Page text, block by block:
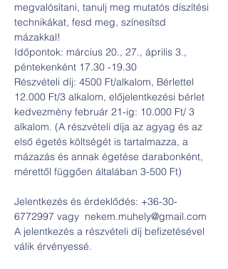
megvalósítani, tanulj meg mutatós díszítési
technikákat, fesd meg, színesítsd
mázakkal!
Időpontok: március 20., 27., április 3.,
péntekenként 17.30 -19.30
Részvételi díj: 4500 Ft/alkalom, Bérlettel
12.000 Ft/3 alkalom, előjelentkezési bérlet
kedvezmény február 21-ig: 10.000 Ft/ 3
alkalom. (A részvételi díja az agyag és az
első égetés költségét is tartalmazza, a
mázazás és annak égetése darabonként,
Jelentkezés és érdeklődés: +36-30-
6772997 vagy  nekem.muhely@gmail.com
A jelentkezés a részvételi díj befizetésével
válik érvényessé.